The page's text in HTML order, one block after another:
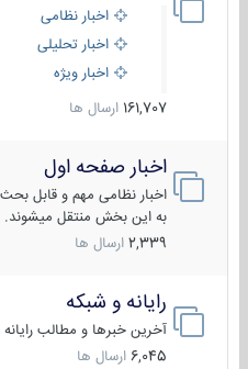
اخبار نظامی
اخبار تحلیلی
اخبار ویژه
161,707 ارسال ها
اخبار صفحه اول
اخبار نظامی مهم و قابل بحث
به این بخش منتقل میشوند.
2,339 ارسال ها
رایانه و شبکه
آخرین خبرها و مطالب رایانه و
6,045 ارسال ها